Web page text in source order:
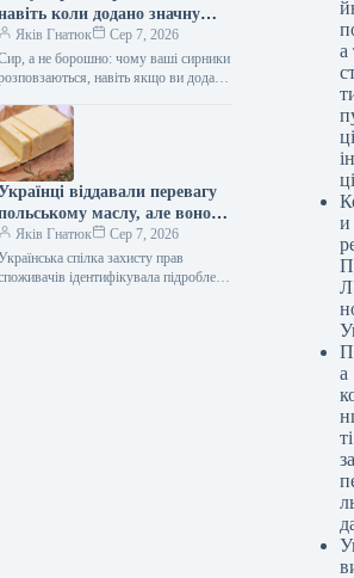
коли додано значну
кількість борошна
Яків Гнатюк
Сер 7, 2026
а не борошно: чому ваші сирники
навіть якщо ви додали
Ви випробували…
віддавали перевагу
маслу, але воно
виявилося підробкою:
експертизи
Яків Гнатюк
Сер 7, 2026
спілка захисту прав
ідентифікувала підроблену
а
ці
и
а